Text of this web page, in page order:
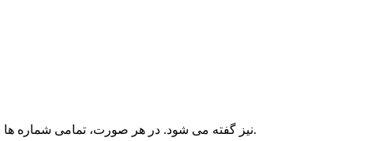
نیز گفته می شود. در هر صورت، تمامی شماره ها واقعی بوده و تنها مدیریت آن مجازی است.